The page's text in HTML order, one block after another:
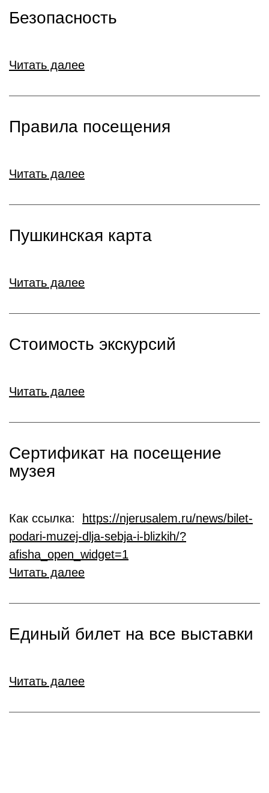
Безопасность
Читать далее
Правила посещения
Читать далее
Пушкинская карта
Читать далее
Стоимость экскурсий
Читать далее
Сертификат на посещение
музея
Как ссылка:
https://njerusalem.ru/news/bilet-
podari-muzej-dlja-sebja-i-blizkih/?
afisha_open_widget=1
Читать далее
Единый билет на все выставки
Читать далее